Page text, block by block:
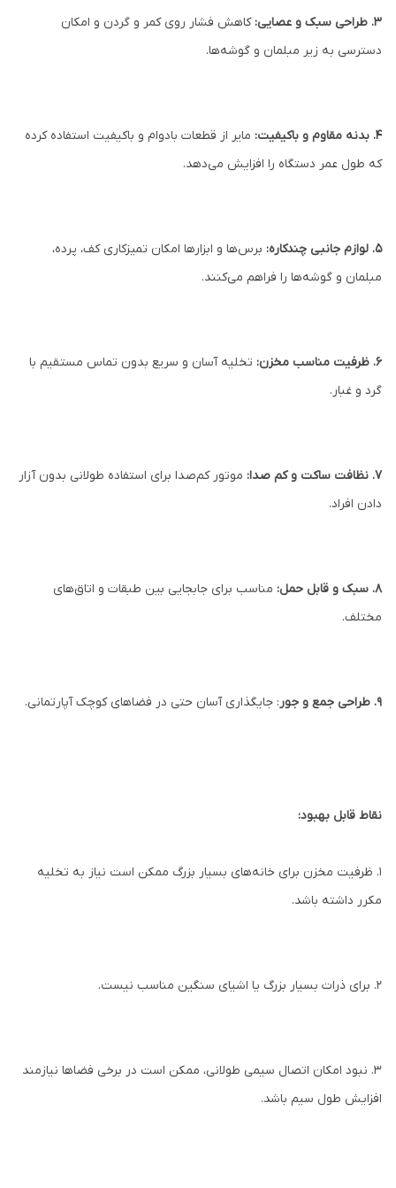
3. طراحی سبک و عصایی:
کاهش فشار روی کمر و گردن و امکان
دسترسی به زیر مبلمان و گوشه‌ها.
4. بدنه مقاوم و باکیفیت:
مایر از قطعات بادوام و باکیفیت استفاده کرده
که طول عمر دستگاه را افزایش می‌دهد.
5. لوازم جانبی چندکاره:
برس‌ها و ابزارها امکان تمیزکاری کف، پرده،
مبلمان و گوشه‌ها را فراهم می‌کنند.
6. ظرفیت مناسب مخزن:
تخلیه آسان و سریع بدون تماس مستقیم با
گرد و غبار.
7. نظافت ساکت و کم صدا:
موتور کم‌صدا برای استفاده طولانی بدون آزار
دادن افراد.
8. سبک و قابل حمل:
مناسب برای جابجایی بین طبقات و اتاق‌های
مختلف.
9. طراحی جمع و جور : جایگذاری آسان حتی در فضاهای کوچک آپارتمانی.
نقاط قابل بهبود:
1. ظرفیت مخزن برای خانه‌های بسیار بزرگ ممکن است نیاز به تخلیه
مکرر داشته باشد.
2. برای ذرات بسیار بزرگ یا اشیای سنگین مناسب نیست.
3. نبود امکان اتصال سیمی طولانی، ممکن است در برخی فضاها نیازمند
افزایش طول سیم باشد.